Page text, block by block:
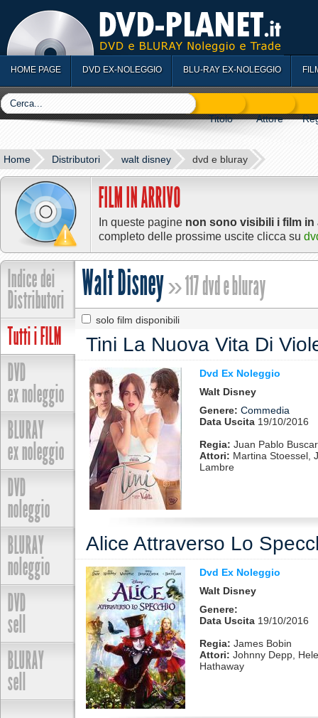
HOME PAGE DVD EX-NOLEGGIO BLU-RAY EX-NOLEGGIO
Home Distributori walt disney dvd e bluray
FILM IN ARRIVO
In queste pagine non sono visibili i film in
completo delle prossime uscite clicca su
Indice dei
Distributori
Tutti i FILM
DVD
ex noleggio
BLURAY
ex noleggio
DVD
noleggio
BLURAY
noleggio
DVD
sell
BLURAY
sell
Walt Disney» 117 dvd e bluray
solo film disponibili
Tini La Nuova Vita Di
Dvd Ex Noleggio
Walt Disney
Genere: Commedia
Data Uscita 19/10/2016
Regia: Juan Pablo
Attori: Martina Stoessel,
Lambre
Alice Attraverso Lo
Dvd Ex Noleggio
Walt Disney
Genere:
Data Uscita 19/10/2016
Regia: James Bobin
Attori: Johnny Depp,
Hathaway